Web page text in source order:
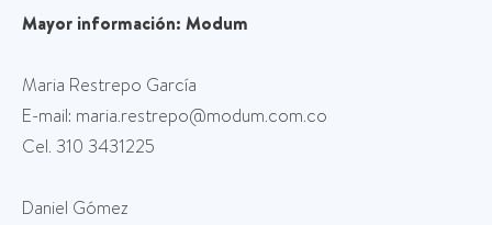
Mayor información: Modum
Maria Restrepo García
E-mail: maria.restrepo@modum.com.co
Cel. 310 3431225
Daniel Gómez